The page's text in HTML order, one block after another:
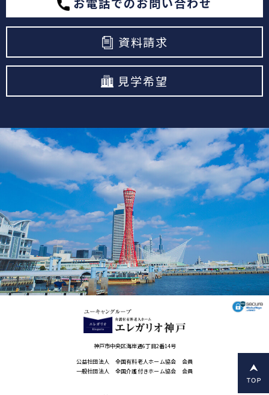
資料請求
見学希望
神戸市中央区海岸通6丁目2番14号
公益社団法人 全国有料老人ホーム協会 会員
一般社団法人 全国介護付きホーム協会 会員